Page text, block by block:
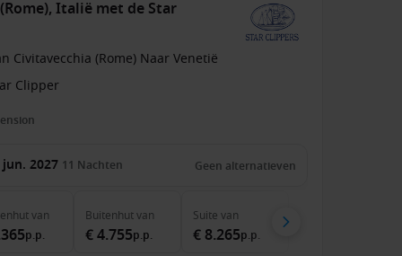
Italië met de Star
Civitavecchia (Rome) Naar Venetië
Clipper
jun. 2027 11 Nachten Geen alternatieven
van
p.p.
Buitenhutvan
€ 4.755p.p.
Suite van
€ 8.265p.p.